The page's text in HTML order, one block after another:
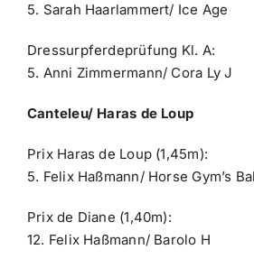
5. Sarah Haarlammert/ Ice Age
Dressurpferdeprüfung Kl. A:
5. Anni Zimmermann/ Cora Ly J
Canteleu/ Haras de Loup
Prix Haras de Loup (1,45m):
5. Felix Haßmann/ Horse Gym’s
Prix de Diane (1,40m):
12. Felix Haßmann/ Barolo H